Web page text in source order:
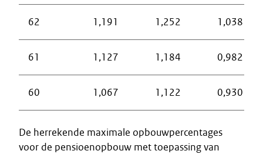
62 1,191 1,252 1,038
61 1,127 1,184 0,982
60 1,067 1,122 0,930
De herrekende maximale opbouwpercentages
voor de pensioenopbouw met toepassing van